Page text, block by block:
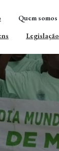
Quem somos
Legislação